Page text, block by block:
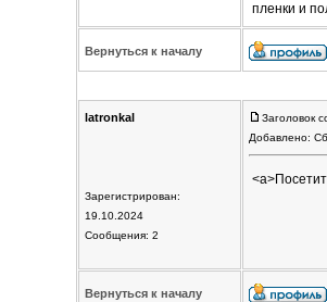
пленки и
Вернуться к началу
latronkal
Зарегистрирован:
19.10.2024
Сообщения: 2
Заголовок
Добавлено:
Вернуться к началу